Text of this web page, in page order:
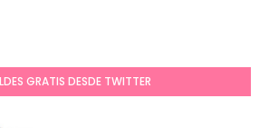
GRATIS DESDE TWITTER